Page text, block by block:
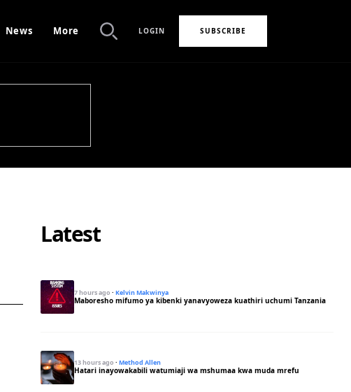
News More LOGIN SUBSCRIBE
Latest
7 hours ago ·Kelvin Makwinya
Maboresho mifumo ya kibenki yanavyoweza kuathiri uchumi Tanzania
13 hours ago ·Method Allen
Hatari inayowakabili watumiaji wa mshumaa kwa muda mrefu